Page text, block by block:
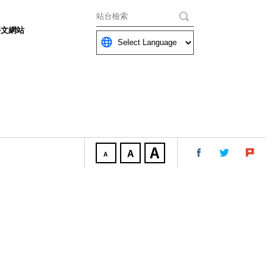
網站
關鍵字